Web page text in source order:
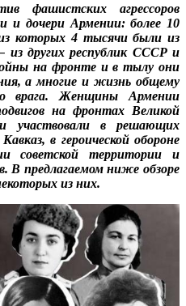
фашистских агрессоров
и дочери Армении: более 10
которых 4 тысячи были из
из других республик СССР и
на фронте и в тылу они
а многие и жизнь общему
врага. Женщины Армении
на фронтах Великой
участвовали в решающих
в героической обороне
советской территории и
В предлагаемом ниже обзоре
из них.